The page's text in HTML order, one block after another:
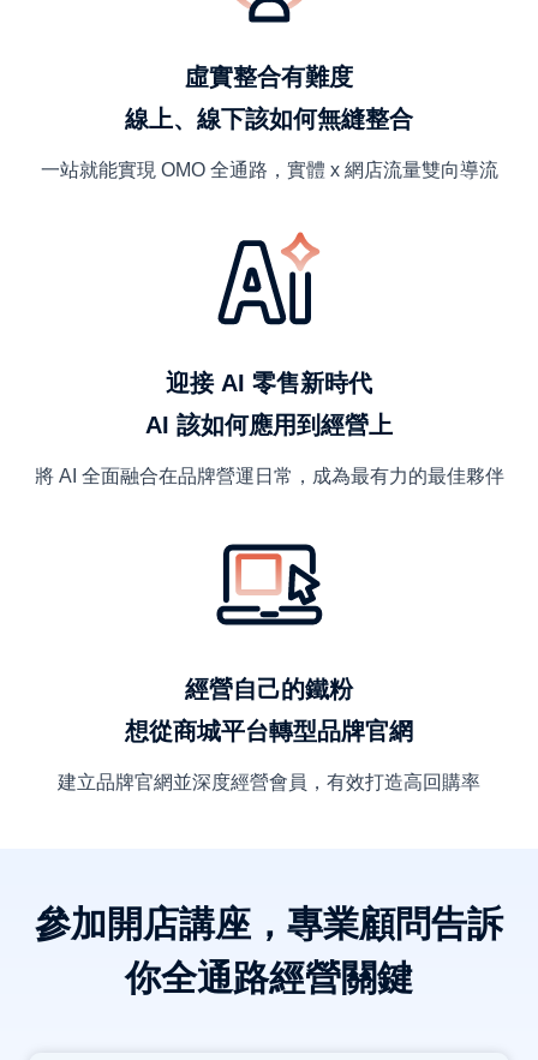
虛實整合有難度
線上、線下該如何無縫整合
一站就能實現 OMO 全通路，實體 x 網店流量雙向導流
迎接 AI 零售新時代
AI 該如何應用到經營上
將 AI 全面融合在品牌營運日常，成為最有力的最佳夥伴
經營自己的鐵粉
想從商城平台轉型品牌官網
建立品牌官網並深度經營會員，有效打造高回購率
參加開店講座，專業顧問告訴
你全通路經營關鍵